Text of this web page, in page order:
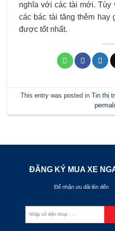
nghĩa với các tài mới. Tùy
các bác tài tăng thêm hay
được tốt nhất.
This entry was posted in Tin thị
ĐĂNG KÝ MUA XE
Để nhận ưu đãi lên đến